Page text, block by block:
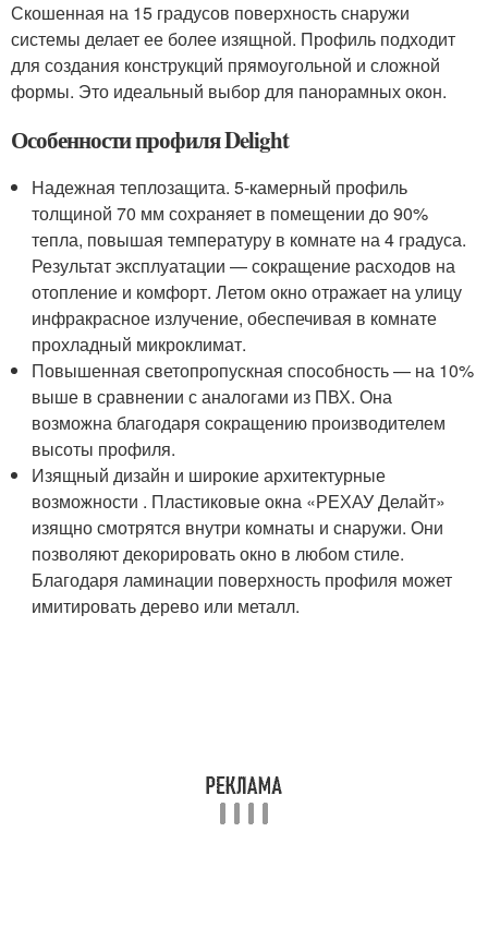
Скошенная на 15 градусов поверхность снаружи
системы делает ее более изящной. Профиль подходит
для создания конструкций прямоугольной и сложной
формы. Это идеальный выбор для панорамных окон.
Особенности профиля Delight
Надежная теплозащита. 5-камерный профиль
толщиной 70 мм сохраняет в помещении до 90%
тепла, повышая температуру в комнате на 4 градуса.
Результат эксплуатации — сокращение расходов на
отопление и комфорт. Летом окно отражает на улицу
инфракрасное излучение, обеспечивая в комнате
прохладный микроклимат.
Повышенная светопропускная способность — на 10%
выше в сравнении с аналогами из ПВХ. Она
возможна благодаря сокращению производителем
высоты профиля.
Изящный дизайн и широкие архитектурные
возможности . Пластиковые окна «РЕХАУ Делайт»
изящно смотрятся внутри комнаты и снаружи. Они
позволяют декорировать окно в любом стиле.
Благодаря ламинации поверхность профиля может
имитировать дерево или металл.